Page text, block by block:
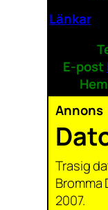
Länkar
E-post
Annons
Trasig
Bromma
2007.